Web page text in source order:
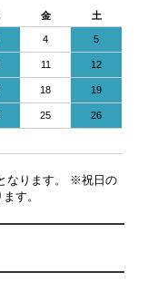
金 土
4 5
11 12
18 19
25 26
なります。 ※祝日の
す。